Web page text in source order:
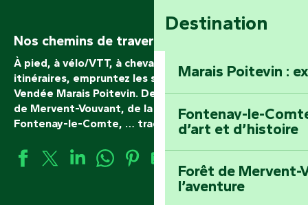
Destination
Marais Poitevin :
Fontenay-le-
d’art et d’histoire
Forêt de Mervent-
l’aventure
Nos chemins de traverse !
À pied, à vélo/VTT, à cheval ou sur les grands
itinéraires, empruntez les sentiers de randonnée en
Vendée Marais Poitevin. De la Venise Verte à la forêt
de Mervent-Vouvant, de la Terre d’étoiles (bocage) à
Fontenay-le-Comte, … tracez votre propre aventure.